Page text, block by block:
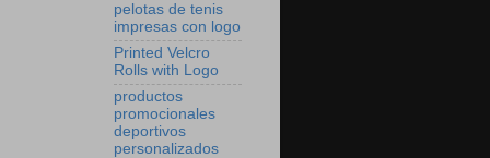
pelotas de tenis
impresas con logo
Printed Velcro
Rolls with Logo
productos
promocionales
deportivos
personalizados